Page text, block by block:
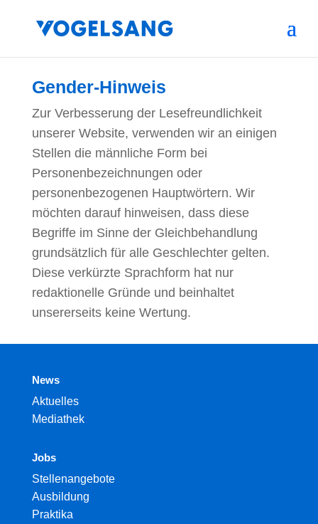
Gender-Hinweis
Zur Verbesserung der Lesefreundlichkeit
unserer Website, verwenden wir an einigen
Stellen die männliche Form bei
Personenbezeichnungen oder
personenbezogenen Hauptwörtern. Wir
möchten darauf hinweisen, dass diese
Begriffe im Sinne der Gleichbehandlung
grundsätzlich für alle Geschlechter gelten.
Diese verkürzte Sprachform hat nur
redaktionelle Gründe und beinhaltet
unsererseits keine Wertung.
News
Aktuelles
Mediathek
Jobs
Stellenangebote
Ausbildung
Praktika